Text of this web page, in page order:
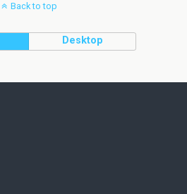
Back to top
Desktop